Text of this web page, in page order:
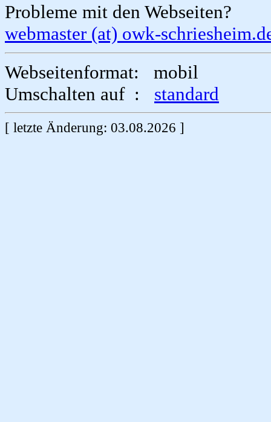
Probleme mit den Webseiten?
webmaster (at) owk-
Webseitenformat: mobil
Umschalten auf : standard
[ letzte Änderung: 03.08.2026 ]